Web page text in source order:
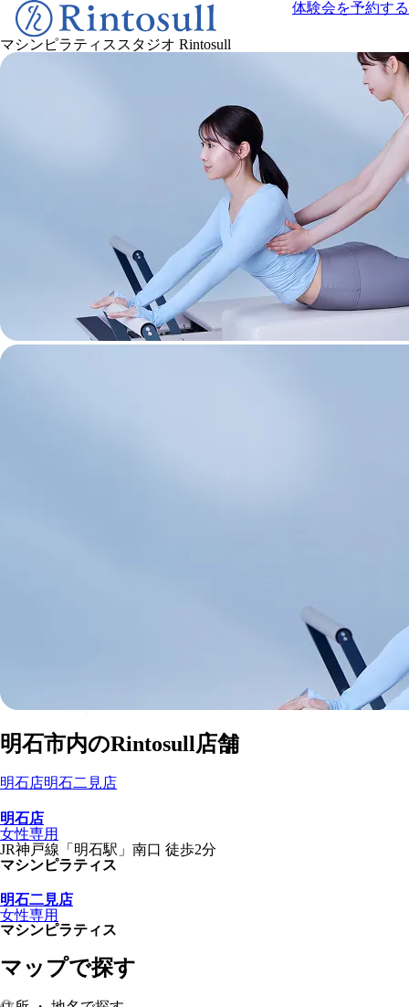
マシンピラティススタジオ Rintosull
体験会を予約する
マシンピラティススタジオ
Rintosull店舗一覧
明石市内のRintosull店舗
明石店明石二見店
明石店
女性専用
JR神戸線 「 明石駅 」 南口 徒歩2分
マシンピラティス
明石二見店
女性専用
マシンピラティス
マップで探す